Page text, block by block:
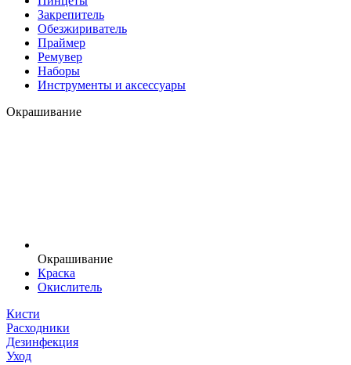
Закрепитель
Обезжириватель
Праймер
Ремувер
Наборы
Инструменты и аксессуары
Окрашивание
Окрашивание
Краска
Окислитель
Кисти
Расходники
Дезинфекция
Уход